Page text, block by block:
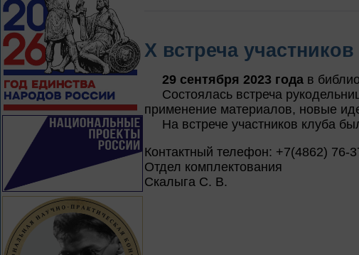
X встреча
29 сентября 2023 года в
Состоялась встреча
применение материалов, новые
На встрече участников клуба
Контактный телефон: +7(4862) 76-
Отдел комплектования
Скалыга С. В.